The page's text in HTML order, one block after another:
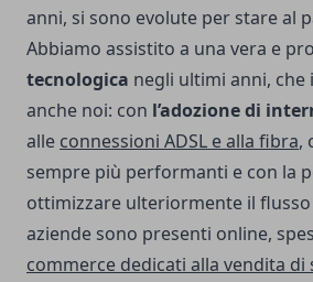
anni, si sono evolute per stare al
Abbiamo assistito a una vera e
tecnologica negli ultimi anni,
anche noi: con l’adozione di
alle connessioni ADSL e alla fibra,
sempre più performanti e con la
ottimizzare ulteriormente il
aziende sono presenti online,
commerce dedicati alla vendita